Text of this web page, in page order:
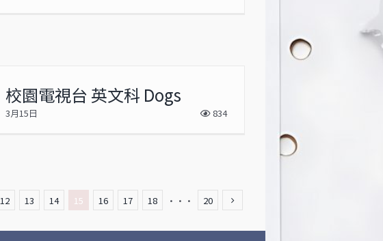
校園電視台 英文科 Dogs
3月15日 834
12 13 14 15 16 17 18 ··· 20